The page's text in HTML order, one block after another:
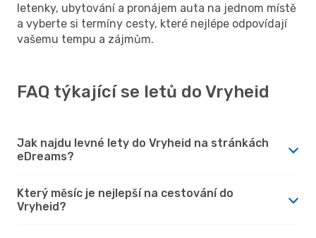
letenky, ubytování a pronájem auta na jednom místě
a vyberte si termíny cesty, které nejlépe odpovídají
vašemu tempu a zájmům.
FAQ týkající se letů do Vryheid
Jak najdu levné lety do Vryheid na stránkách
eDreams?
Který měsíc je nejlepší na cestování do
Vryheid?